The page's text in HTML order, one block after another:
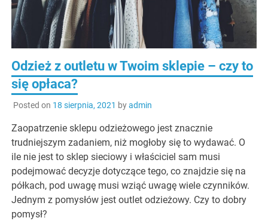
Odzież z outletu w Twoim sklepie – czy to
się opłaca?
Posted on 18 sierpnia, 2021 byadmin
Zaopatrzenie sklepu odzieżowego jest znacznie
trudniejszym zadaniem, niż mogłoby się to wydawać. O
ile nie jest to sklep sieciowy i właściciel sam musi
podejmować decyzje dotyczące tego, co znajdzie się na
półkach, pod uwagę musi wziąć uwagę wiele czynników.
Jednym z pomysłów jest outlet odzieżowy. Czy to dobry
pomysł?